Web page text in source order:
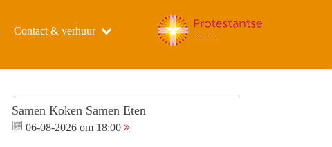
Contact & verhuur
Samen Koken Samen Eten
06-08-2026 om 18:00